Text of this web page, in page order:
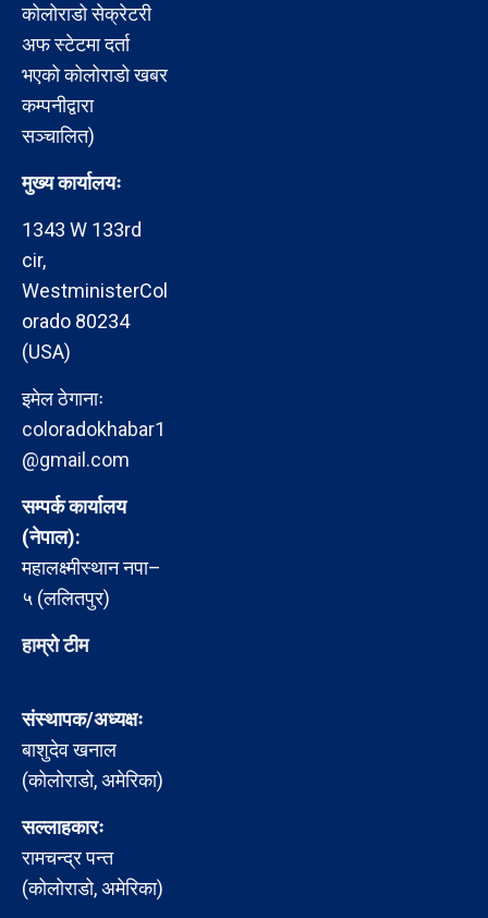
कोलोराडो सेक्रेटरी
अफ स्टेटमा दर्ता
भएको कोलोराडो खबर
कम्पनीद्वारा
सञ्चालित)
मुख्य कार्यालयः
1343 W 133rd
cir,
WestministerCol
orado 80234
(USA)
इमेल ठेगानाः
coloradokhabar1
@gmail.com
सम्पर्क कार्यालय
(नेपाल):
महालक्ष्मीस्थान नपा–
५ (ललितपुर)
हाम्रो टीम
संस्थापक/अध्यक्षः
बाशुदेव खनाल
(कोलोराडो, अमेरिका)
सल्लाहकारः
रामचन्द्र पन्त
(कोलोराडो, अमेरिका)